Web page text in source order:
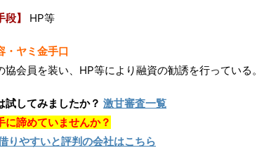
】 HP等
・ヤミ金手口
協会員を装い、HP等により融資の勧誘を行っている。
試してみましたか？ 激甘審査一覧
に諦めていませんか？
りやすいと評判の会社はこちら